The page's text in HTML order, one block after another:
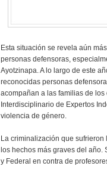
Esta situación se revela aún
personas defensoras,
Ayotzinapa. A lo largo de este
reconocidas personas
acompañan a las familias de
Interdisciplinario de Expertos
violencia de género.
La criminalización que
los hechos más graves del año.
y Federal en contra de